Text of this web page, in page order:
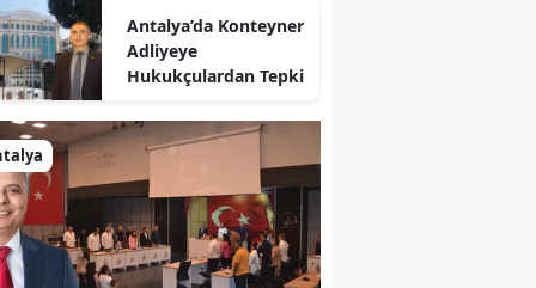
Antalya’da Konteyner
Adliyeye
Hukukçulardan Tepki